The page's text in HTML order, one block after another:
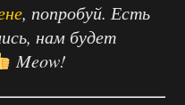
, попробуй. Есть
нам будет
Meow!